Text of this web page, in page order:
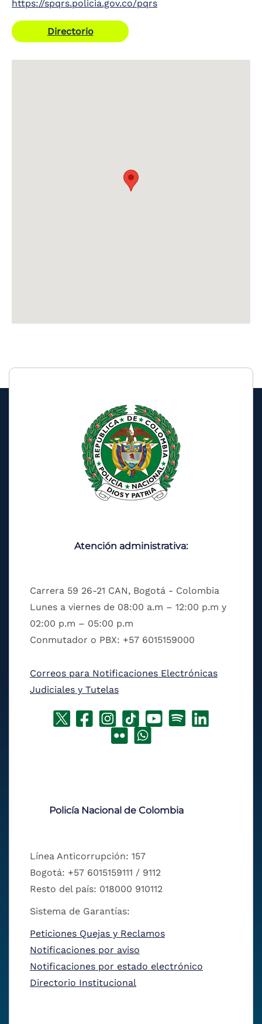
https://spqrs.policia.gov.co/pqrs
Directorio
Atención administrativa:
Carrera 59 26-21 CAN, Bogotá - Colombia
Lunes a viernes de 08:00 a.m – 12:00 p.m y
02:00 p.m – 05:00 p.m
Conmutador o PBX: +57 6015159000
Correos para Notificaciones Electrónicas
Judiciales y Tutelas
Policía Nacional de Colombia
Línea Anticorrupción: 157
Bogotá: +57 6015159111 / 9112
Resto del país: 018000 910112
Sistema de Garantías:
Peticiones Quejas y Reclamos
Notificaciones por aviso
Notificaciones por estado electrónico
Directorio Institucional